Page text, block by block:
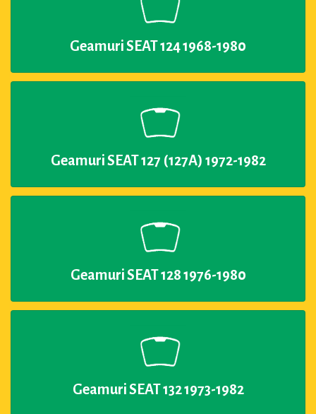
Geamuri SEAT 124 1968-1980
Geamuri SEAT 127 (127A) 1972-1982
Geamuri SEAT 128 1976-1980
Geamuri SEAT 132 1973-1982